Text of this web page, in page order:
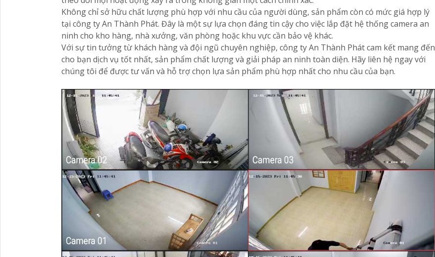
Không chỉ sở hữu chất lượng phù hợp với nhu cầu của người dùng, sản phẩm còn có mức giá hợp lý
tại công ty An Thành Phát. Đây là một sự lựa chọn đáng tin cậy cho việc lắp đặt hệ thống camera an
ninh cho kho hàng, nhà xưởng, văn phòng hoặc khu vực cần bảo vệ khác.
Với sự tin tưởng từ khách hàng và đội ngũ chuyên nghiệp, công ty An Thành Phát cam kết mang đến
cho bạn dịch vụ tốt nhất, sản phẩm chất lượng và giải pháp an ninh toàn diện. Hãy liên hệ ngay với
chúng tôi để được tư vấn và hỗ trợ chọn lựa sản phẩm phù hợp nhất cho nhu cầu của bạn.